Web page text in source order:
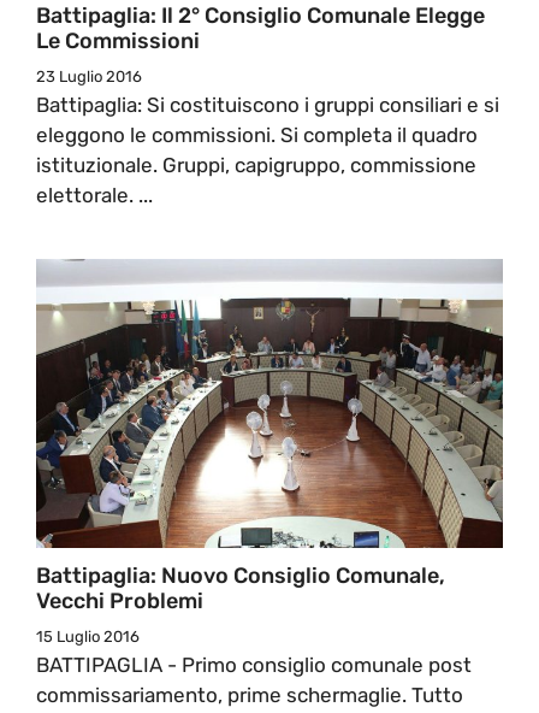
Battipaglia: Il 2° Consiglio Comunale Elegge
Le Commissioni
23 Luglio 2016
Battipaglia: Si costituiscono i gruppi consiliari e si
eleggono le commissioni. Si completa il quadro
istituzionale. Gruppi, capigruppo, commissione
elettorale. ...
Battipaglia: Nuovo Consiglio Comunale,
Vecchi Problemi
15 Luglio 2016
BATTIPAGLIA - Primo consiglio comunale post
commissariamento, prime schermaglie. Tutto